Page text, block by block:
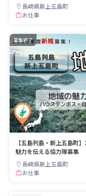
長崎県新上五島町
お仕事
募集終了
【五島列島・新上五島町
魅力を伝える協力隊募集
長崎県新上五島町
お仕事